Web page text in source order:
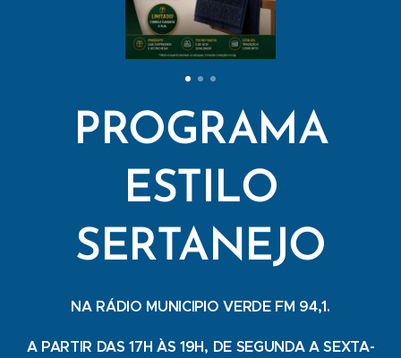
PROGRAMA
ESTILO
SERTANEJO
NA RÁDIO MUNICIPIO VERDE FM 94,1.
A PARTIR DAS 17H ÀS 19H, DE SEGUNDA A SEXTA-